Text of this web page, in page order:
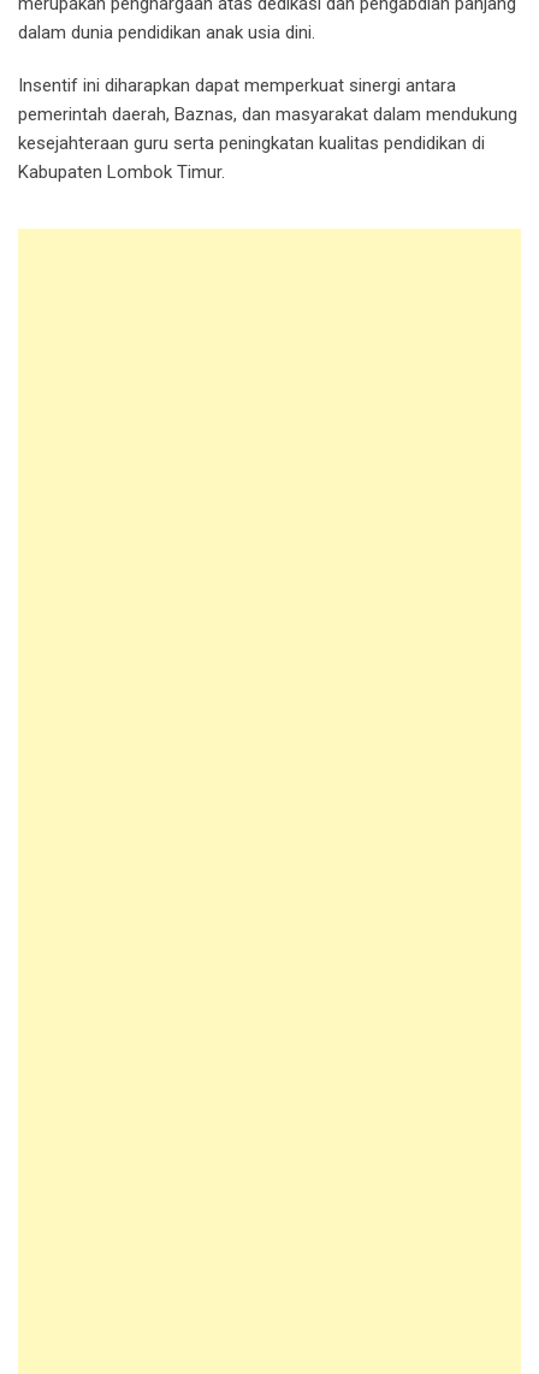
dalam dunia pendidikan anak usia dini.
Insentif ini diharapkan dapat memperkuat sinergi antara
pemerintah daerah, Baznas, dan masyarakat dalam mendukung
kesejahteraan guru serta peningkatan kualitas pendidikan di
Kabupaten Lombok Timur.